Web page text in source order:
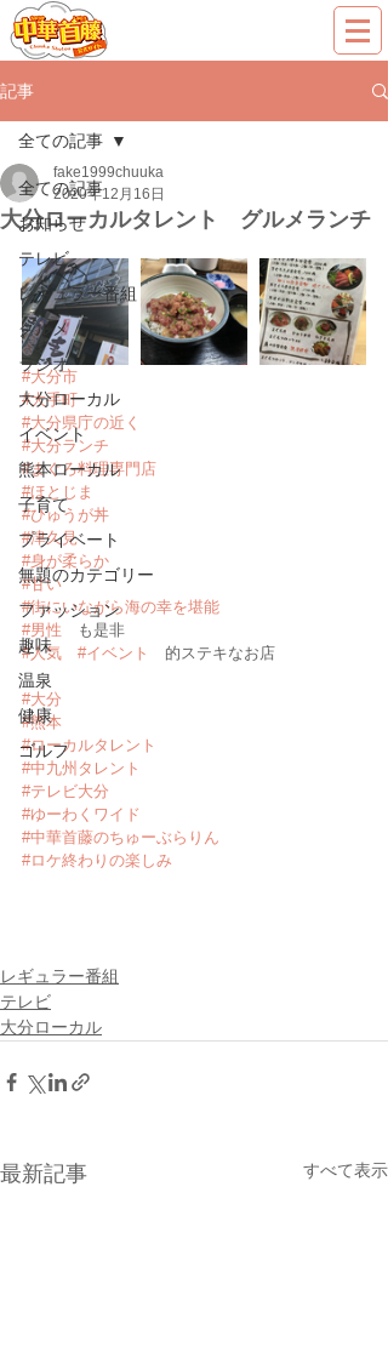
記事
全ての記事
お知らせ
テレビ
レギュラー番組
グルメ
ラジオ
大分ローカル
イベント
熊本ローカル
子育て
プライベート
無題のカテゴリー
ファッション
趣味
温泉
健康
ゴルフ
全ての記事
大分ローカルタレント グルメランチ
fake1999chuuka
2020年12月16日
#大分市
#大手町
#大分県庁の近く
#大分ランチ
#まぐろ料理専門店
#ほとじま
#ひゅうが丼
#津久見
#身が柔らか
#甘い
#街にいながら海の幸を堪能
#男性 も是非
#人気
#イベント 的ステキなお店
#大分
#熊本
#ローカルタレント
#中九州タレント
#テレビ大分
#ゆーわくワイド
#中華首藤のちゅーぶらりん
#ロケ終わりの楽しみ
レギュラー番組
テレビ
大分ローカル
最新記事 すべて表示